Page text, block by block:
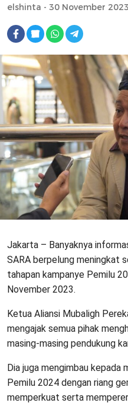
elshinta - 30 November
Jakarta – Banyaknya
SARA berpelung meningkat
tahapan kampanye Pemilu
November 2023.
Ketua Aliansi Mubaligh
mengajak semua pihak
masing-masing pendukung
Dia juga mengimbau kepada
Pemilu 2024 dengan riang
memperkuat serta